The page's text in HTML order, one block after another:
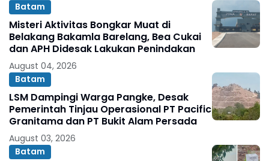
Batam
Misteri Aktivitas Bongkar Muat di
Belakang Bakamla Barelang, Bea Cukai
dan APH Didesak Lakukan Penindakan
August 04, 2026
Batam
LSM Dampingi Warga Pangke, Desak
Pemerintah Tinjau Operasional PT Pacific
Granitama dan PT Bukit Alam Persada
August 03, 2026
Batam